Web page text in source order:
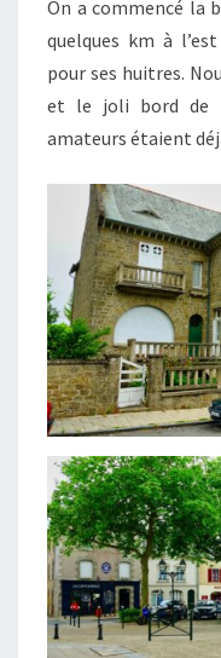
On a commencé la
quelques km à
pour ses huitres.
et le joli bord de
amateurs étaient